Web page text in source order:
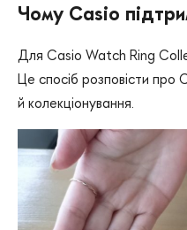
Чому Casio
Для Casio Watch Ring
Це спосіб розповісти
й колекціонування.